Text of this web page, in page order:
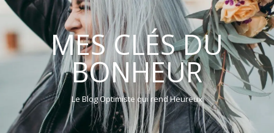
MES CLÉS DU
BONHEUR
Le Blog Optimiste qui rend Heureux